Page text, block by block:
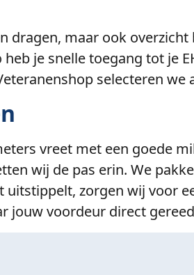
dragen, maar ook
je snelle toegang tot je
selecteren
vreet met een goede
wij de pas erin. We
zorgen wij voor
jouw voordeur direct